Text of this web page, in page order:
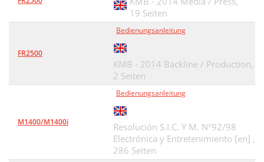
19 Seiten
FR2500
Bedienungsanleitung
KMB - 2014 Backline / Production,
2 Seiten
M1400/M1400i
Bedienungsanleitung
Resolución S.I.C. Y M. N°92/98
Electrónica y Entretenimiento [en] ,
286 Seiten